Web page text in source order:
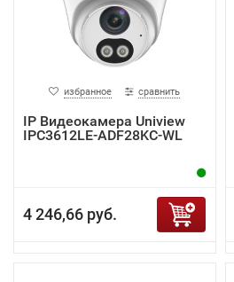
избранное сравнить
IP Видеокамера Uniview
IPC3612LE-ADF28KC-WL
4 246,66 руб.